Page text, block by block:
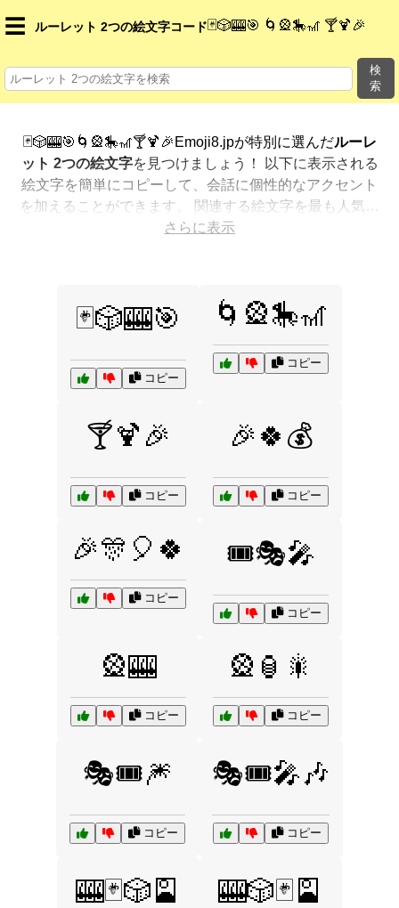
☰ ルーレット 2つの絵文字コード 🃏🎲🎰🎯 🌀🎡🎠🎢 🍸🍹🎉
検
索
🃏🎲🎰🎯🌀🎡🎠🎢🍸🍹🎉Emoji8.jpが特別に選んだルーレ
ット 2つの絵文字を見つけましょう！ 以下に表示される
絵文字を簡単にコピーして、会話に個性的なアクセント
を加えることができます。 関連する絵文字を最も人気の
ある順に表示しました。さらに多くのオプションが欲し
さらに表示
🃏🎲🎰🎯
コピー
🌀🎡🎠🎢
コピー
🍸🍹🎉
コピー
🎉🍀💰
コピー
🎉🎊🎈🍀
コピー
🎟️🎭🎤
コピー
🎡🎰
コピー
🎡🏮🎇
コピー
🎭🎟️🎆
コピー
🎭🎟️🎤🎶
コピー
🎰🃏🎲🎴 🎰🎲🃏🎴